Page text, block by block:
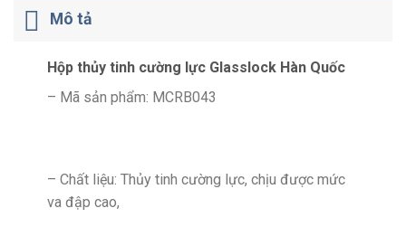
Mô tả
Hộp thủy tinh cường lực Glasslock Hàn Quốc
– Mã sản phẩm: MCRB043
– Chất liệu: Thủy tinh cường lực, chịu được mức
va đập cao,